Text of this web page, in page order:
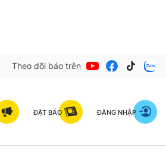
Theo dõi báo trên
ĐẶT BÁO ĐĂNG NHẬP